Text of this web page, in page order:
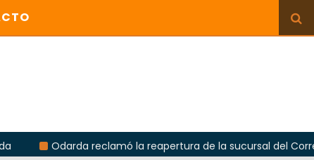
reclamó la reapertura de la sucursal del Correo